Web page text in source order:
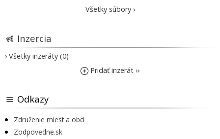
Všetky súbory ›
Inzercia
› Všetky inzeráty (0)
Pridať inzerát ››
Odkazy
Združenie miest a obcí
Zodpovedne.sk